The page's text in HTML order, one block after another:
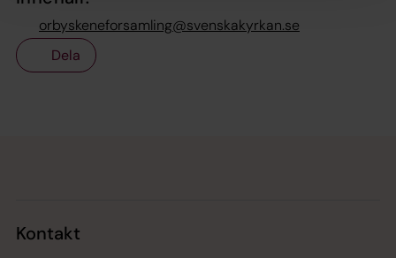
orbyskeneforsamling@svenskakyrkan.se
Dela
Kontakt